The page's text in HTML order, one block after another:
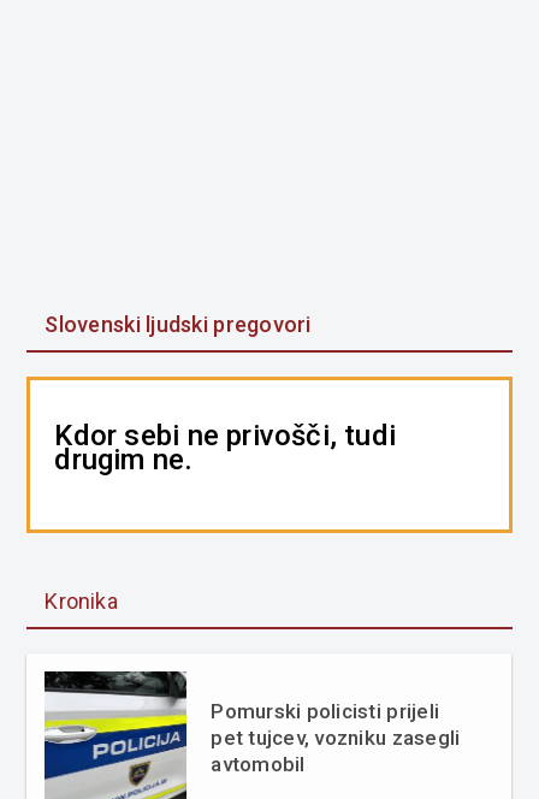
Slovenski ljudski pregovori
Kdor sebi ne privošči, tudi
drugim ne.
Kronika
Pomurski policisti prijeli
pet tujcev, vozniku zasegli
avtomobil